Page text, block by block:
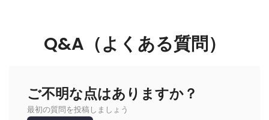
Q&A（よくある質問）
ご不明な点はありますか？
最初の質問を投稿しましょう